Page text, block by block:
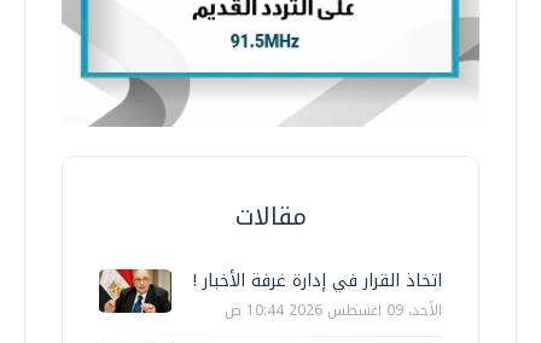
مقالات
اتخاذ القرار في إدارة غرفة الأخبار !
الأحد، 09 اغسطس 2026 10:44 ص